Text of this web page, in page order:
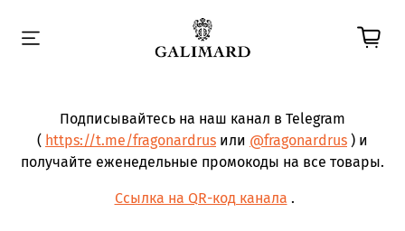
Подписывайтесь на наш канал в Telegram
( https://t.me/fragonardrus или @fragonardrus ) и
получайте еженедельные промокоды на все товары.
Ссылка на QR-код канала .